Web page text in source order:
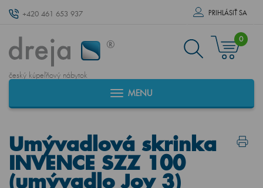
+420 461 653 937 PRIHLÁSIŤ SA
český kúpeľňový nábytok
0
MENU
Umývadlová skrinka
INVENCE SZZ 100
(umývadlo Joy 3)